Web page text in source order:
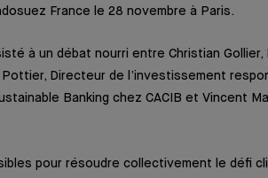
France le 28 novembre à Paris.
à un débat nourri entre Christian Gollier,
Directeur de l’investissement
Banking chez CACIB et Vincent
pour résoudre collectivement le défi